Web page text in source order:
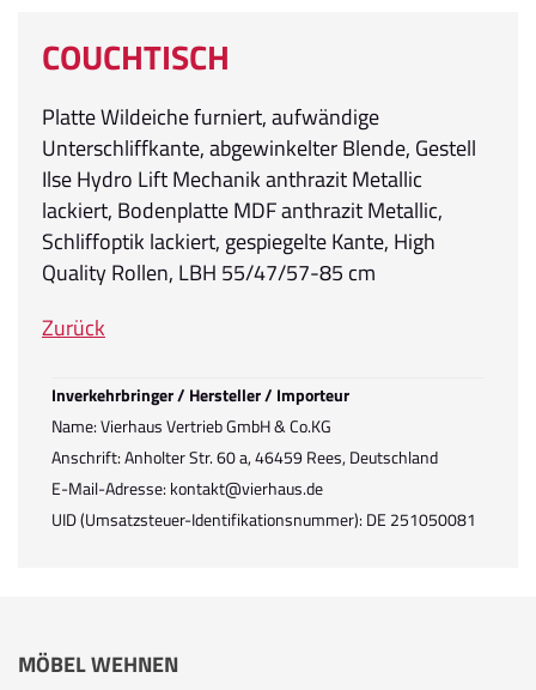
COUCHTISCH
Platte Wildeiche furniert, aufwändige
Unterschliffkante, abgewinkelter Blende, Gestell
Ilse Hydro Lift Mechanik anthrazit Metallic
lackiert, Bodenplatte MDF anthrazit Metallic,
Schliffoptik lackiert, gespiegelte Kante, High
Quality Rollen, LBH 55/47/57-85 cm
Zurück
Inverkehrbringer / Hersteller / Importeur
Name: Vierhaus Vertrieb GmbH & Co.KG
Anschrift: Anholter Str. 60 a, 46459 Rees, Deutschland
E-Mail-Adresse: kontakt@vierhaus.de
UID (Umsatzsteuer-Identifikationsnummer): DE 251050081
MÖBEL WEHNEN